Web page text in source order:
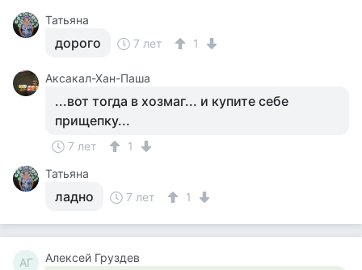
Татьяна
дорого 7 лет 1
Аксакал-Хан-Паша
...вот тогда в хозмаг... и купите себе
прищепку...
7 лет
1
Татьяна
ладно 7 лет 1
АГ Алексей Груздев